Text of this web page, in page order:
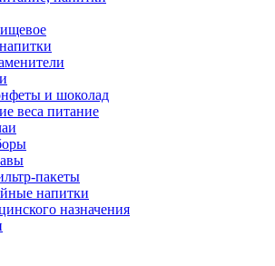
и шоколад
веса питание
пакеты
напитки
назначения